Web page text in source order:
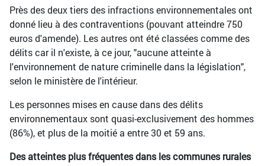
Près des deux tiers des infractions environnementales ont
donné lieu à des contraventions (pouvant atteindre 750
euros d'amende). Les autres ont été classées comme des
délits car il n'existe, à ce jour, "aucune atteinte à
l'environnement de nature criminelle dans la législation",
selon le ministère de l'intérieur.
Les personnes mises en cause dans des délits
environnementaux sont quasi-exclusivement des hommes
(86%), et plus de la moitié a entre 30 et 59 ans.
Des atteintes plus fréquentes dans les communes rurales